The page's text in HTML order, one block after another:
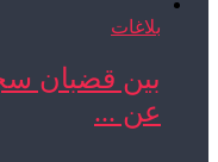
بلاغات
عن ...